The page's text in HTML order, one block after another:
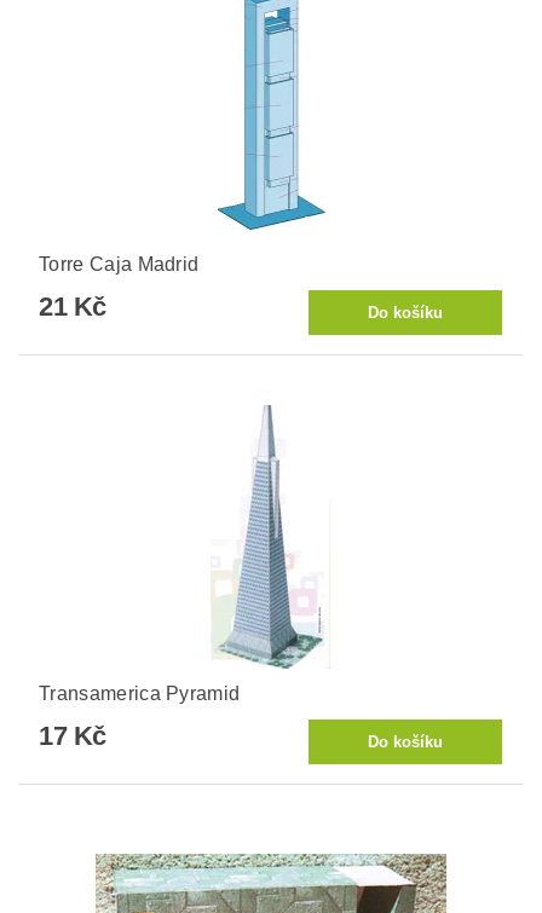
Torre Caja Madrid
21 Kč
Transamerica Pyramid
17 Kč